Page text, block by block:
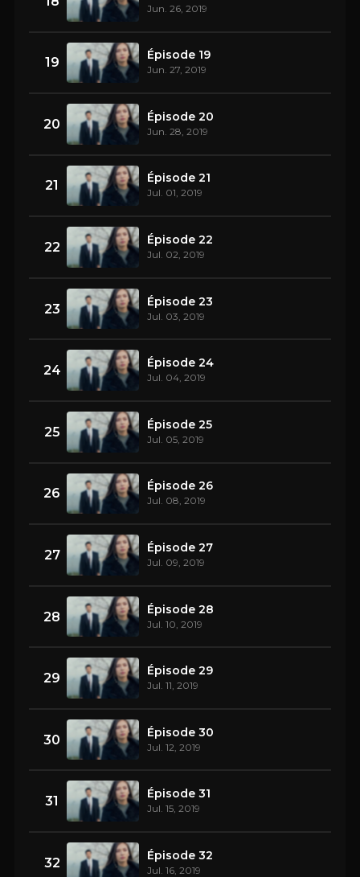
Jun. 26, 2019
19 Épisode 19
Jun. 27, 2019
20 Épisode 20
Jun. 28, 2019
21 Épisode 21
Jul. 01, 2019
22 Épisode 22
Jul. 02, 2019
23 Épisode 23
Jul. 03, 2019
24 Épisode 24
Jul. 04, 2019
25 Épisode 25
Jul. 05, 2019
26 Épisode 26
Jul. 08, 2019
27 Épisode 27
Jul. 09, 2019
28 Épisode 28
Jul. 10, 2019
29 Épisode 29
Jul. 11, 2019
30 Épisode 30
Jul. 12, 2019
31 Épisode 31
Jul. 15, 2019
32 Épisode 32
Jul. 16, 2019